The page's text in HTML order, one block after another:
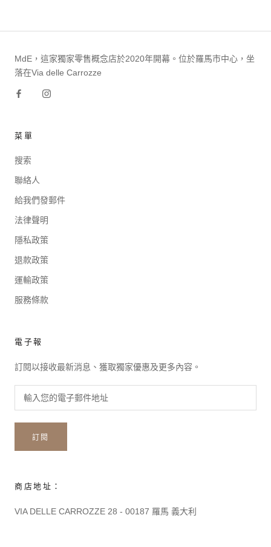
MdE，這家獨家零售概念店於2020年開幕。位於羅馬市中心，坐
落在Via delle Carrozze
菜單
搜索
聯絡人
給我們發郵件
法律聲明
隱私政策
退款政策
運輸政策
服務條款
電子報
訂閱以接收最新消息、獲取獨家優惠及更多內容。
訂閱
商店地址：
VIA DELLE CARROZZE 28 - 00187 羅馬 義大利